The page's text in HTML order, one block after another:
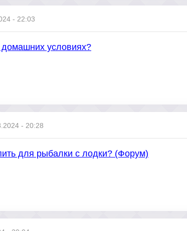
- 22:03
домашних условиях?
- 20:28
для рыбалки с лодки? (Форум)